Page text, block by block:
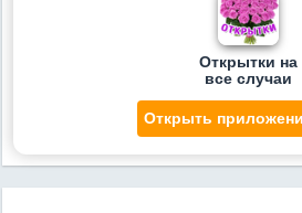
Открытки на
все случаи
Открыть